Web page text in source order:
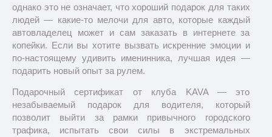
однако это не означает, что хороший подарок для таких
людей — какие-то мелочи для авто, которые каждый
автовладелец может и сам заказать в интернете за
копейки. Если вы хотите вызвать искренние эмоции и
по-настоящему удивить именинника, лучшая идея —
подарить новый опыт за рулем.
Подарочный сертификат от клуба KAVA — это
незабываемый подарок для водителя, который
позволит выйти за рамки привычного городского
трафика, испытать свои силы в экстремальных